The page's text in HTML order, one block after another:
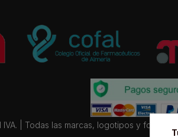
| Todas las marcas, logotipos y fotos